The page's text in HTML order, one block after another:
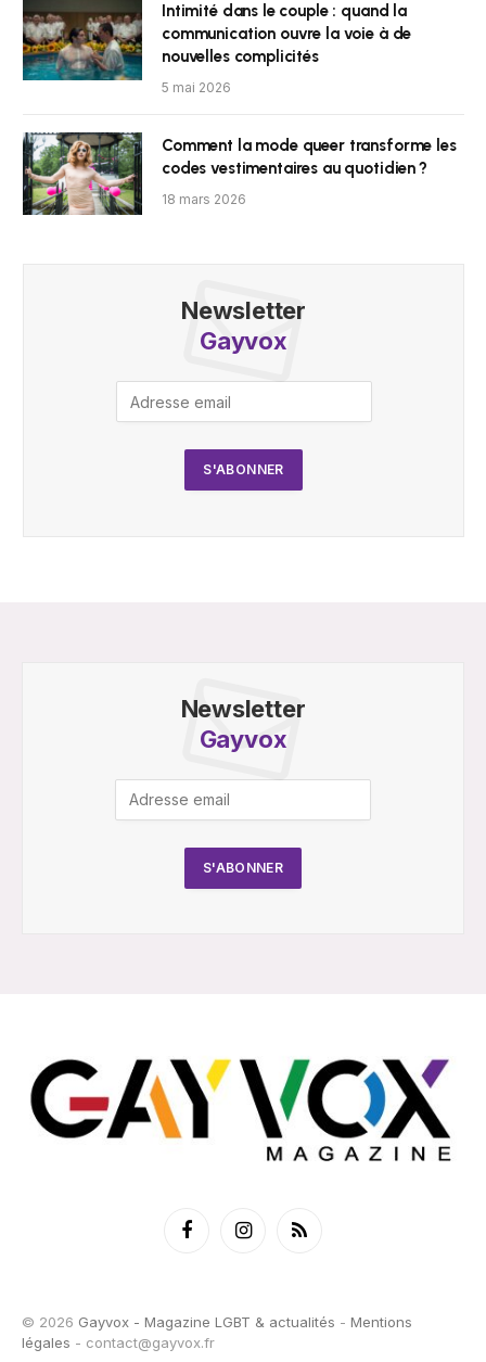
Intimité dans le couple : quand la
communication ouvre la voie à de
nouvelles complicités
5 mai 2026
Comment la mode queer transforme les
codes vestimentaires au quotidien ?
18 mars 2026
Newsletter
Gayvox
Newsletter
Gayvox
FacebookInstagramRSS
© 2026 Gayvox - Magazine LGBT & actualités - Mentions
légales - contact@gayvox.fr